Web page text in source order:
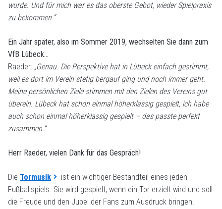
wurde. Und für mich war es das oberste Gebot, wieder Spielpraxis
zu bekommen.“
Ein Jahr später, also im Sommer 2019, wechselten Sie dann zum
VfB Lübeck…
Raeder: „Genau. Die Perspektive hat in Lübeck einfach gestimmt,
weil es dort im Verein stetig bergauf ging und noch immer geht.
Meine persönlichen Ziele stimmen mit den Zielen des Vereins gut
überein. Lübeck hat schon einmal höherklassig gespielt, ich habe
auch schon einmal höherklassig gespielt – das passte perfekt
zusammen.“
Herr Raeder, vielen Dank für das Gespräch!
Die Tormusik
ist ein wichtiger Bestandteil eines jeden
Fußballspiels. Sie wird gespielt, wenn ein Tor erzielt wird und soll
die Freude und den Jubel der Fans zum Ausdruck bringen.